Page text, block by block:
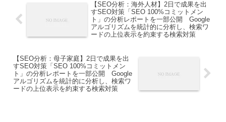
【SEO分析：海外人材】2日で成果を出
すSEO対策「SEO 100%コミットメン
ト」の分析レポートを一部公開 Google
アルゴリズムを統計的に分析し、検索ワ
ードの上位表示を約束する検索対策
【SEO分析：母子家庭】2日で成果を出
すSEO対策「SEO 100%コミットメン
ト」の分析レポートを一部公開 Google
アルゴリズムを統計的に分析し、検索ワ
ードの上位表示を約束する検索対策